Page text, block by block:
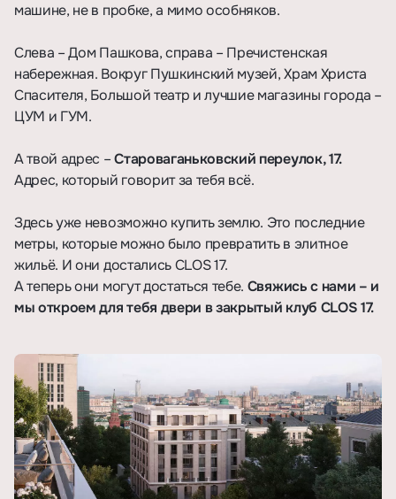
машине, не в пробке, а мимо особняков.
Слева – Дом Пашкова, справа – Пречистенская
набережная. Вокруг Пушкинский музей, Храм Христа
Спасителя, Большой театр и лучшие магазины города –
ЦУМ и ГУМ.
А твой адрес –Староваганьковский переулок, 17.
Адрес, который говорит за тебя всё.
Здесь уже невозможно купить землю. Это последние
метры, которые можно было превратить в элитное
жильё. И они достались CLOS 17.
А теперь они могут достаться тебе. Свяжись с нами – и
мы откроем для тебя двери в закрытый клуб CLOS 17.